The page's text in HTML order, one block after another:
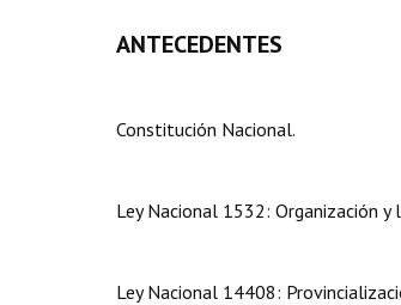
ANTECEDENTES
Constitución Nacional.
Ley Nacional 1532: Organización
Ley Nacional 14408: